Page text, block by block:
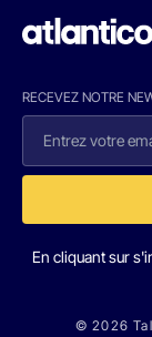
RECEVEZ NOTRE
En cliquant sur
© 2026